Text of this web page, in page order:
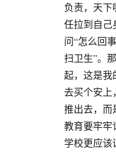
负责，天
任拉到自己
问“怎么回
扫卫生”。
起，这是我
去买个安上
推出去，而
教育要牢牢
学校更应该